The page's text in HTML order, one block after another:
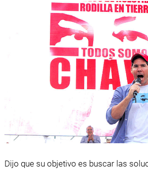
Dijo que su objetivo es buscar las